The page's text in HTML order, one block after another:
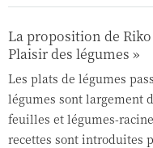
La proposition de
Plaisir des légumes »
Les plats de légumes
légumes sont largement
feuilles et légumes-
recettes sont introduites